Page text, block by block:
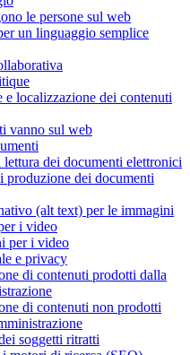
le persone sul web
un linguaggio semplice
e localizzazione dei contenuti
vanno sul web
dei documenti elettronici
produzione dei documenti
(alt text) per le immagini
i video
per i video
e privacy
di contenuti prodotti dalla
di contenuti non prodotti
soggetti ritratti